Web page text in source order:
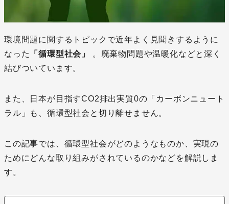
環境問題に関するトピックで近年よく見聞きするように
なった
「循環型社会」
。廃棄物問題や温暖化などと深く
結びついています。
また、日本が目指すCO2排出実質0の「カーボンニュート
ラル」も、循環型社会と切り離せません。
この記事では、循環型社会がどのようなものか、実現の
ためにどんな取り組みがされているのかなどを解説しま
す。